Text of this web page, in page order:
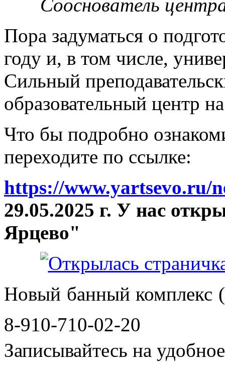
Сооснователь
Пора задуматься о
году и, в том числе,
Сильный
образовательный центр
Что бы подробно
переходите по ссылке:
https://www.yartsevo.ru/
29.05.2025 г. У нас
Ярцево"
Новый банный комплекс
8-910-710-02-20
Записывайтесь на